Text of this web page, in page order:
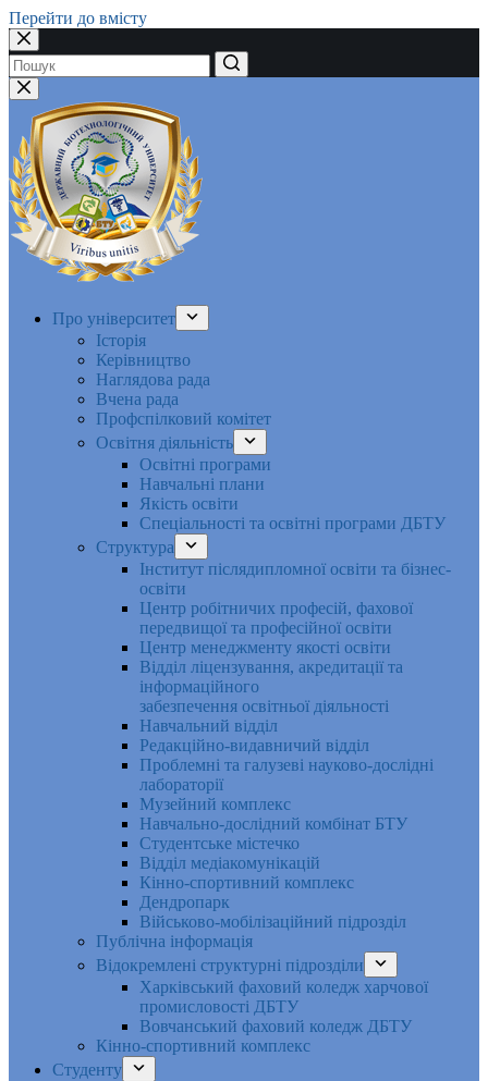
Перейти до вмісту
Немає
результатів
Про університет
Історія
Керівництво
Наглядова рада
Вчена рада
Профспілковий комітет
Освітня діяльність
Освітні програми
Навчальні плани
Якість освіти
Спеціальності та освітні програми ДБТУ
Структура
Інститут післядипломної освіти та бізнес-
освіти
Центр робітничих професій, фахової
передвищої та професійної освіти
Центр менеджменту якості освіти
Відділ ліцензування, акредитації та
інформаційного
забезпечення освітньої діяльності
Навчальний відділ
Редакційно-видавничий відділ
Проблемні та галузеві науково-дослідні
лабораторії
Музейний комплекс
Навчально-дослідний комбінат БТУ
Студентське містечко
Відділ медіакомунікацій
Кінно-спортивний комплекс
Дендропарк
Військово-мобілізаційний підрозділ
Публічна інформація
Відокремлені структурні підрозділи
Харківський фаховий коледж харчової
промисловості ДБТУ
Вовчанський фаховий коледж ДБТУ
Кінно-спортивний комплекс
Студенту